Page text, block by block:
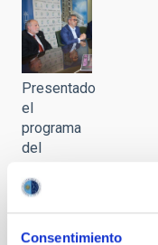
Consentimiento
Presentado
el
programa
del
multidisciplinar